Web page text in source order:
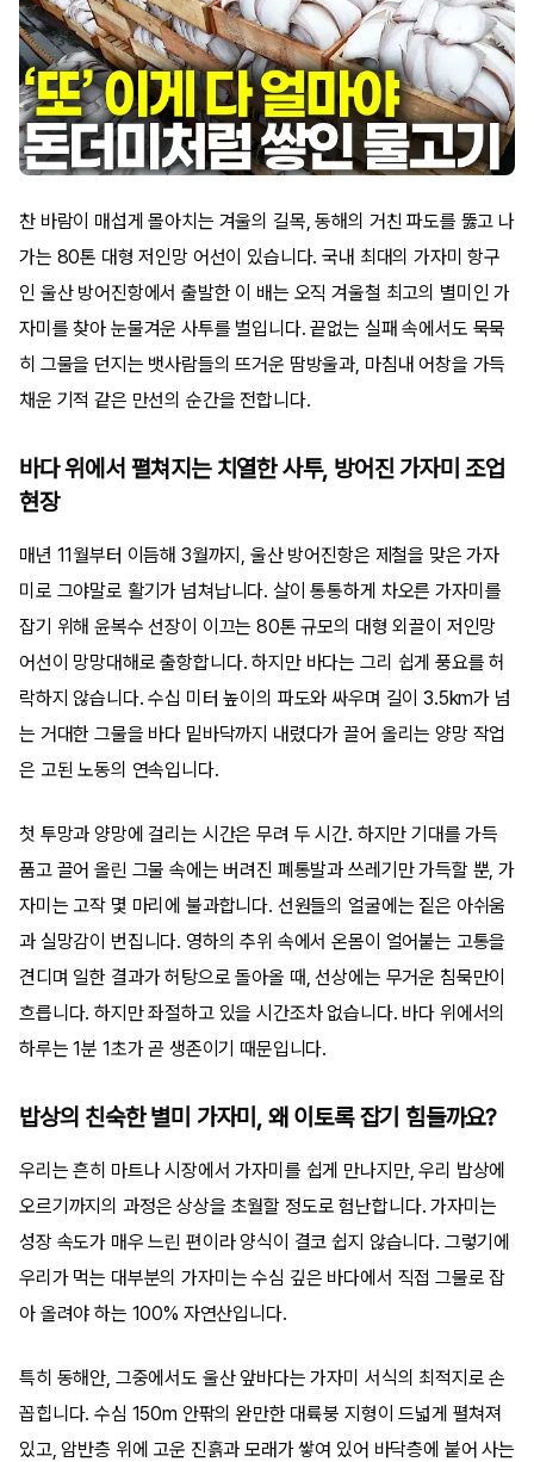
찬 바람이 매섭게 몰아치는 겨울의 길목, 동해의 거친 파도를 뚫고 나
가는 80톤 대형 저인망 어선이 있습니다. 국내 최대의 가자미 항구
인 울산 방어진항에서 출발한 이 배는 오직 겨울철 최고의 별미인 가
자미를 찾아 눈물겨운 사투를 벌입니다. 끝없는 실패 속에서도 묵묵
히 그물을 던지는 뱃사람들의 뜨거운 땀방울과, 마침내 어창을 가득
채운 기적 같은 만선의 순간을 전합니다.
바다 위에서 펼쳐지는 치열한 사투, 방어진 가자미 조업
현장
매년 11월부터 이듬해 3월까지, 울산 방어진항은 제철을 맞은 가자
미로 그야말로 활기가 넘쳐납니다. 살이 통통하게 차오른 가자미를
잡기 위해 윤복수 선장이 이끄는 80톤 규모의 대형 외끌이 저인망
어선이 망망대해로 출항합니다. 하지만 바다는 그리 쉽게 풍요를 허
락하지 않습니다. 수십 미터 높이의 파도와 싸우며 길이 3.5km가 넘
는 거대한 그물을 바다 밑바닥까지 내렸다가 끌어 올리는 양망 작업
은 고된 노동의 연속입니다.
첫 투망과 양망에 걸리는 시간은 무려 두 시간. 하지만 기대를 가득
품고 끌어 올린 그물 속에는 버려진 폐통발과 쓰레기만 가득할 뿐, 가
자미는 고작 몇 마리에 불과합니다. 선원들의 얼굴에는 짙은 아쉬움
과 실망감이 번집니다. 영하의 추위 속에서 온몸이 얼어붙는 고통을
견디며 일한 결과가 허탕으로 돌아올 때, 선상에는 무거운 침묵만이
흐릅니다. 하지만 좌절하고 있을 시간조차 없습니다. 바다 위에서의
하루는 1분 1초가 곧 생존이기 때문입니다.
밥상의 친숙한 별미 가자미, 왜 이토록 잡기 힘들까요?
우리는 흔히 마트나 시장에서 가자미를 쉽게 만나지만, 우리 밥상에
오르기까지의 과정은 상상을 초월할 정도로 험난합니다. 가자미는
성장 속도가 매우 느린 편이라 양식이 결코 쉽지 않습니다. 그렇기에
우리가 먹는 대부분의 가자미는 수심 깊은 바다에서 직접 그물로 잡
아 올려야 하는 100% 자연산입니다.
특히 동해안, 그중에서도 울산 앞바다는 가자미 서식의 최적지로 손
꼽힙니다. 수심 150m 안팎의 완만한 대륙붕 지형이 드넓게 펼쳐져
있고, 암반층 위에 고운 진흙과 모래가 쌓여 있어 바닥층에 붙어 사는